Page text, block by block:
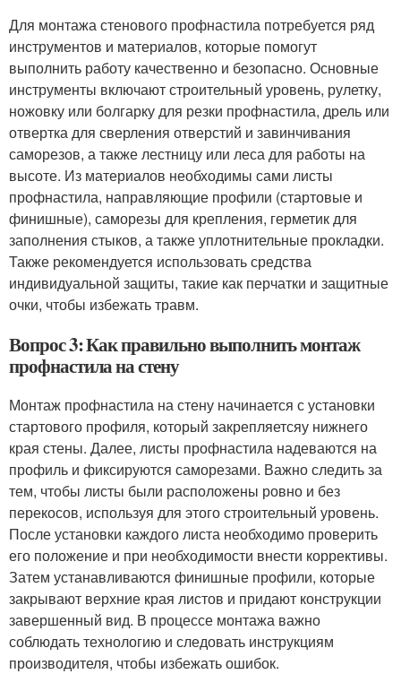
Для монтажа стенового профнастила потребуется ряд
инструментов и материалов, которые помогут
выполнить работу качественно и безопасно. Основные
инструменты включают строительный уровень, рулетку,
ножовку или болгарку для резки профнастила, дрель или
отвертка для сверления отверстий и завинчивания
саморезов, а также лестницу или леса для работы на
высоте. Из материалов необходимы сами листы
профнастила, направляющие профили (стартовые и
финишные), саморезы для крепления, герметик для
заполнения стыков, а также уплотнительные прокладки.
Также рекомендуется использовать средства
индивидуальной защиты, такие как перчатки и защитные
очки, чтобы избежать травм.
Вопрос 3: Как правильно выполнить монтаж
профнастила на стену
Монтаж профнастила на стену начинается с установки
стартового профиля, который закрепляетсяу нижнего
края стены. Далее, листы профнастила надеваются на
профиль и фиксируются саморезами. Важно следить за
тем, чтобы листы были расположены ровно и без
перекосов, используя для этого строительный уровень.
После установки каждого листа необходимо проверить
его положение и при необходимости внести коррективы.
Затем устанавливаются финишные профили, которые
закрывают верхние края листов и придают конструкции
завершенный вид. В процессе монтажа важно
соблюдать технологию и следовать инструкциям
производителя, чтобы избежать ошибок.